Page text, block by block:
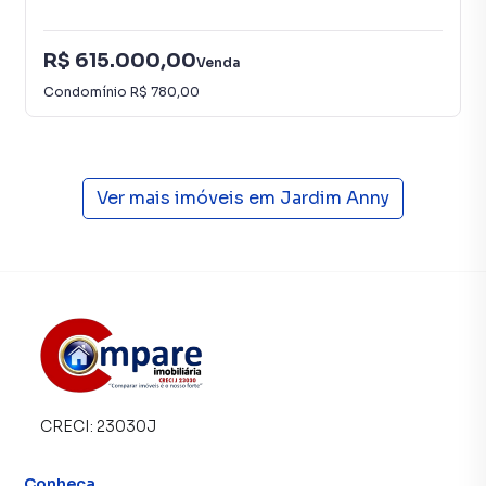
Negocie seu imóvel de forma totalmente online, com
segurança e tranquilidade. Na Imobiliária Compare você
consegue comprar ou alugar um imóvel em Guarulhos
smartphone. Nós criamos soluções inovadoras para
simplificar a relação de proprietários, inquilinos e
diversas cidades do Brasil, incluindo Guarulhos.
Na Imobiliária Compare você consegue vender ou alugar
tradicionais. Já vendemos e locamos diversos imóveis em
R$ 615.000,00Venda
Condomínio R$ 780,00
Ver mais imóveis em Jardim Anny
CRECI: 23030J